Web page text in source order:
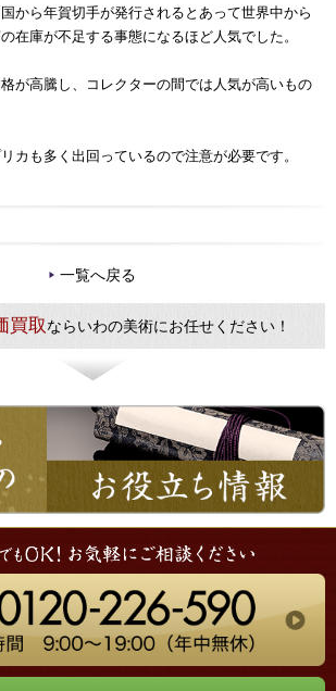
から年賀切手が発行されるとあって世界中から
在庫が不足する事態になるほど人気でした。
が高騰し、コレクターの間では人気が高いもの
カも多く出回っているので注意が必要です。
一覧へ戻る
買取ならいわの美術にお任せください！